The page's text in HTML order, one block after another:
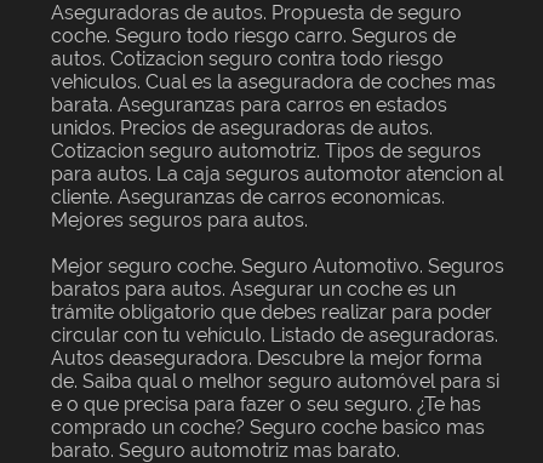
Aseguradoras de autos. Propuesta de seguro
coche. Seguro todo riesgo carro. Seguros de
autos. Cotizacion seguro contra todo riesgo
vehiculos. Cual es la aseguradora de coches mas
barata. Aseguranzas para carros en estados
unidos. Precios de aseguradoras de autos.
Cotizacion seguro automotriz. Tipos de seguros
para autos. La caja seguros automotor atencion al
cliente. Aseguranzas de carros economicas.
Mejores seguros para autos.
Mejor seguro coche. Seguro Automotivo. Seguros
baratos para autos. Asegurar un coche es un
trámite obligatorio que debes realizar para poder
circular con tu vehículo. Listado de aseguradoras.
Autos deaseguradora. Descubre la mejor forma
de. Saiba qual o melhor seguro automóvel para si
e o que precisa para fazer o seu seguro. ¿Te has
comprado un coche? Seguro coche basico mas
barato. Seguro automotriz mas barato.